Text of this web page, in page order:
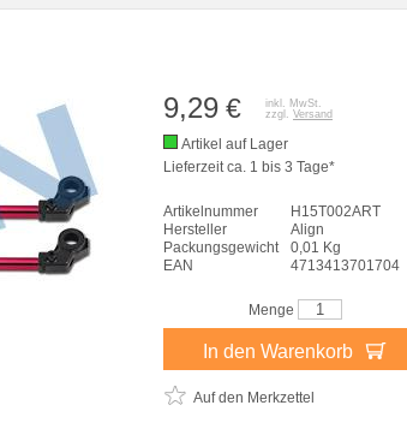
9,29 €
inkl. MwSt.
zzgl. Versand
Artikel auf Lager
Lieferzeit ca. 1 bis 3 Tage*
Artikelnummer
H15T002ART
Hersteller
Align
Packungsgewicht
0,01 Kg
EAN
4713413701704
Menge
In den Warenkorb
Auf den Merkzettel